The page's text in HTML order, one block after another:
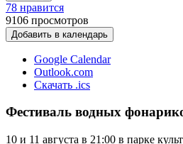
78 нравится
9106 просмотров
Добавить в календарь
Google Calendar
Outlook.com
Скачать .ics
Фестиваль водных
10 и 11 августа в 21:00 в парке